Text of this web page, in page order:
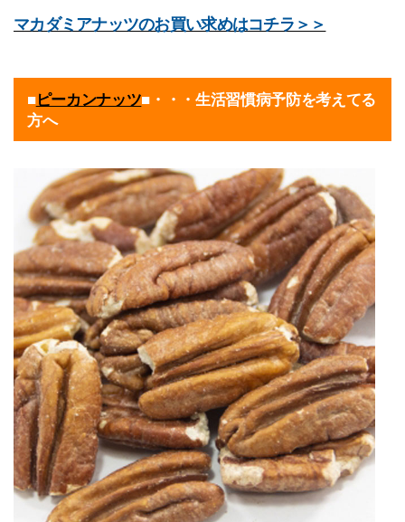
マカダミアナッツのお買い求めはコチラ＞＞
■ピーカンナッツ■・・・生活習慣病予防を考えてる
方へ